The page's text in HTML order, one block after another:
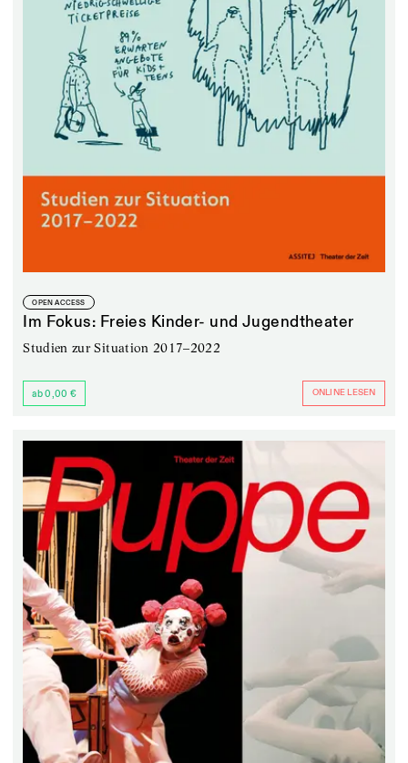
OPEN ACCESS
Im Fokus: Freies Kinder- und Jugendtheater
Studien zur Situation 2017–2022
ab 0,00 € ONLINE LESEN